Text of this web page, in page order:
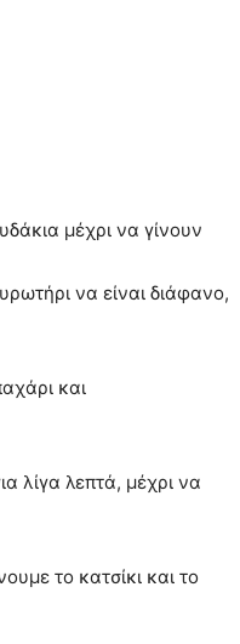
μέχρι να γίνουν
να είναι διάφανο,
και
λίγα λεπτά, μέχρι να
το κατσίκι και το